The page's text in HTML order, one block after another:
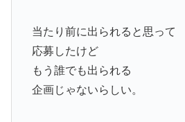
当たり前に出られると思って
応募したけど
もう誰でも出られる
企画じゃないらしい。